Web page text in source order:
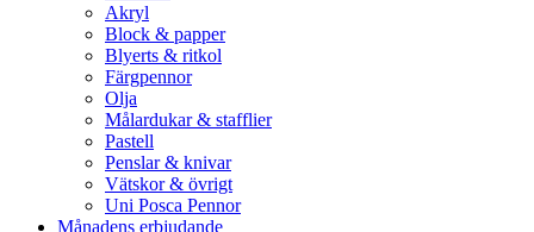
Akryl
Block & papper
Blyerts & ritkol
Färgpennor
Olja
Målardukar & stafflier
Pastell
Penslar & knivar
Vätskor & övrigt
Uni Posca Pennor
Månadens erbjudande